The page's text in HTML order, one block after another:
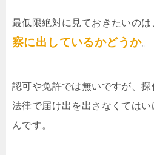
最低限絶対に見ておきたいのは
察に出しているかどうか。
認可や免許では無いですが、
法律で届け出を出さなくては
んです。